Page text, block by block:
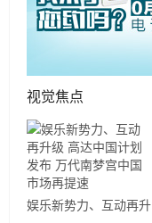
视觉焦点
娱乐新势力、互动再升